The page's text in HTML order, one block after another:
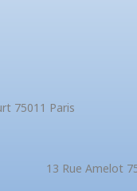
75011 Paris
13 Rue Amelot